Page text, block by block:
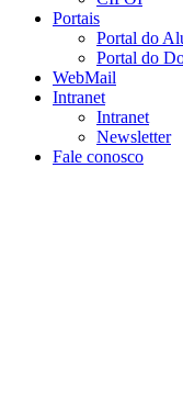
Portais
Portal do
Portal do
WebMail
Intranet
Intranet
Newsletter
Fale conosco